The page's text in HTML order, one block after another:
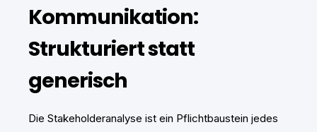
Kommunikation:
Strukturiert statt
generisch
Die Stakeholderanalyse ist ein Pflichtbaustein jedes